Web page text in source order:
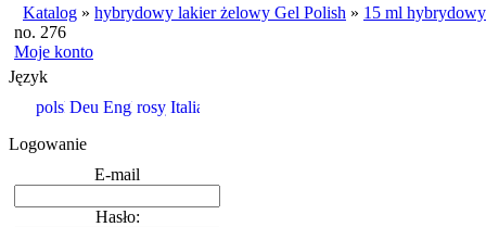
Katalog » hybrydowy lakier żelowy Gel Polish » 15 ml
no. 276
Moje konto
Język
Logowanie
E-mail
Hasło: